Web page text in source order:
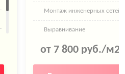
Монтаж инженерных сетей
Выравнивание
от 7 800 руб./м2